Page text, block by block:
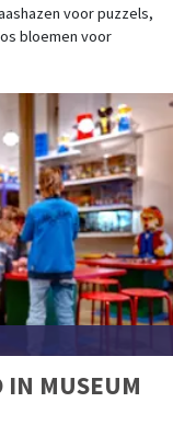
voor puzzels,
bloemen voor
IN MUSEUM